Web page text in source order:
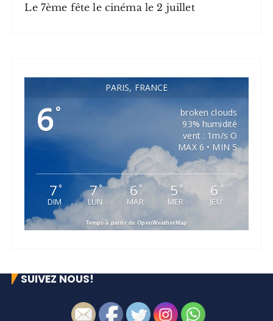
Le 7ème fête le cinéma le 2 juillet
PARIS, FRANCE
6°
broken clouds
93% humidité
vent : 1m/s O
MAX 6 • MIN 5
7°
DIM
7°
LUN
6°
MAR
5°
MER
6 °
JEU
Temps à partir de OpenWeatherMap
SUIVEZ NOUS!